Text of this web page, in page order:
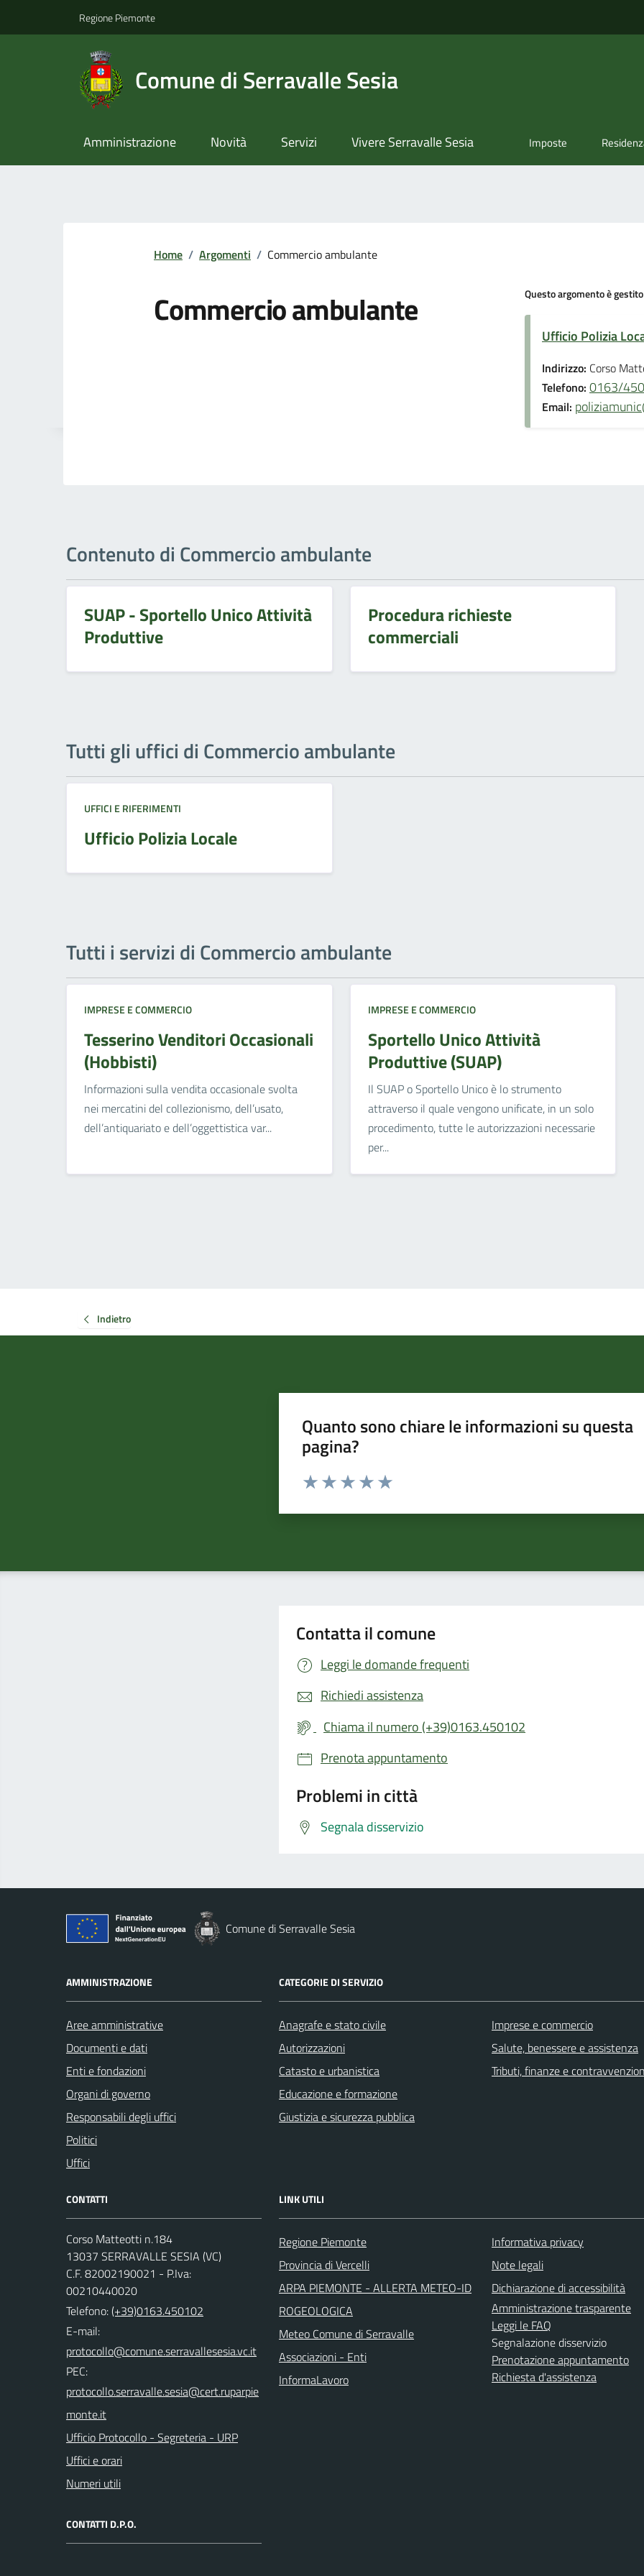
Regione Piemonte
Comune di Serravalle Sesia
Amministrazione Novità Servizi Vivere Serravalle Sesia Imposte
Home / Argomenti / Commercio ambulante
Commercio ambulante Questo argomento è
Ufficio Polizia
Indirizzo: Corso
Telefono: 0163/
Email:
Contenuto di Commercio ambulante
SUAP - Sportello Unico Attività
Produttive
Procedura richieste
commerciali
Tutti gli uffici di Commercio ambulante
UFFICI E RIFERIMENTI
Ufficio Polizia Locale
Tutti i servizi di Commercio ambulante
IMPRESE E COMMERCIO
Tesserino Venditori Occasionali
(Hobbisti)
Informazioni sulla vendita occasionale svolta
nei mercatini del collezionismo, dell’usato,
dell’antiquariato e dell’oggettistica var...
IMPRESE E COMMERCIO
Sportello Unico Attività
Produttive (SUAP)
Il SUAP o Sportello Unico è lo strumento
attraverso il quale vengono unificate, in un solo
procedimento, tutte le autorizzazioni necessarie
per...
Indietro
Quanto sono chiare le informazioni su questa
pagina?
Valuta da 1 a 5 stelle la pagina
Contatta il comune
Leggi le domande frequenti
Richiedi assistenza
Chiama il numero (+39)0163.450102
Prenota appuntamento
Problemi in città
Segnala disservizio
Comune di Serravalle Sesia
AMMINISTRAZIONE
Aree amministrative
Documenti e dati
Enti e fondazioni
Organi di governo
Responsabili degli uffici
Politici
Uffici
CATEGORIE DI SERVIZIO
Anagrafe e stato civile
Autorizzazioni
Catasto e urbanistica
Educazione e formazione
Giustizia e sicurezza pubblica
Imprese e commercio
Salute, benessere e assistenza
Tributi, finanze e
CONTATTI
Corso Matteotti n.184
13037 SERRAVALLE SESIA (VC)
C.F. 82002190021 - P.Iva:
00210440020
Telefono:(+39)0163.450102
E-mail:
PEC:
Ufficio Protocollo - Segreteria - URP
Uffici e orari
Numeri utili
CONTATTI D.P.O.
LINK UTILI
Regione Piemonte
Provincia di Vercelli
ARPA PIEMONTE - ALLERTA METEO-ID
ROGEOLOGICA
Meteo Comune di Serravalle
Associazioni - Enti
InformaLavoro
Informativa privacy
Note legali
Dichiarazione di accessibilità
Amministrazione trasparente
Leggi le FAQ
Segnalazione disservizio
Prenotazione appuntamento
Richiesta d'assistenza